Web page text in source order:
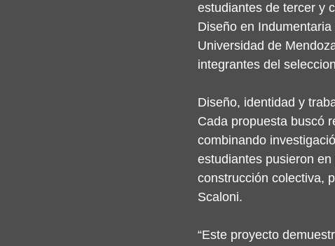
estudiantes de tercer y
Diseño en
Universidad de
integrantes del
Diseño, identidad y
Cada propuesta buscó
combinando
estudiantes pusieron
construcción colectiva,
Scaloni.
“Este proyecto